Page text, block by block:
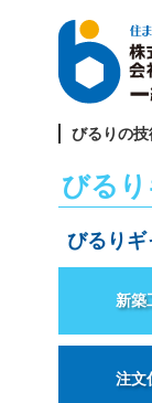
びるりの技
びる
びるりギ
新築
注文